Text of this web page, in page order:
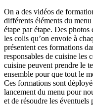
On a des vidéos de
différents éléments du
étape par étape. Des
les colis qu’on envoie à
présentent ces formations
responsables de cuisine les
cuisine peuvent prendre le
ensemble pour que tout le
Ces formations sont
lancement du menu pour
et de résoudre les éventuels